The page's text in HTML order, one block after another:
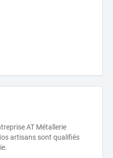
AT Métallerie
artisans sont qualifiés